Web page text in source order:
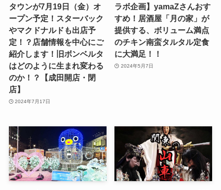
タウンが7月19日（金）オ
ープン予定！スターバック
やマクドナルドも出店予
定！？店舗情報を中心にご
紹介します！旧ボンベルタ
はどのように生まれ変わる
のか！？【成田開店・閉
店】
2024年7月17日
ラボ企画】yamaZさんおす
すめ！居酒屋「月の家」が
提供する、ボリューム満点
のチキン南蛮タルタル定食
に大満足！！
2024年5月7日